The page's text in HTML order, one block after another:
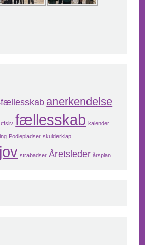
anerkendelse
fællesskab kalender
Podiepladser skulderklap
strabadser Åretsleder årsplan